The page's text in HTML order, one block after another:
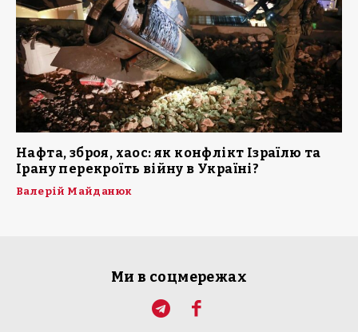
Нафта, зброя, хаос: як конфлікт Ізраїлю та
Ірану перекроїть війну в Україні?
Валерій Майданюк
Ми в соцмережах